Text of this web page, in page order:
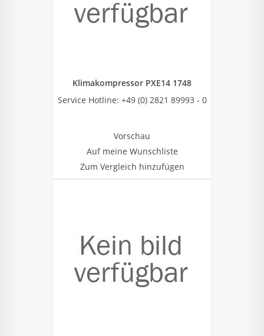
Klimakompressor PXE14 1748
Service Hotline: +49 (0) 2821 89993 - 0
Vorschau
Auf meine Wunschliste
Zum Vergleich hinzufügen